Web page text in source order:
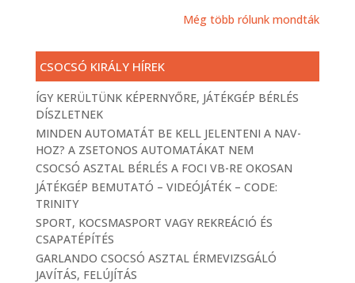
Még több rólunk mondták
CSOCSÓ KIRÁLY HÍREK
ÍGY KERÜLTÜNK KÉPERNYŐRE, JÁTÉKGÉP BÉRLÉS
DÍSZLETNEK
MINDEN AUTOMATÁT BE KELL JELENTENI A NAV-
HOZ? A ZSETONOS AUTOMATÁKAT NEM
CSOCSÓ ASZTAL BÉRLÉS A FOCI VB-RE OKOSAN
JÁTÉKGÉP BEMUTATÓ – VIDEÓJÁTÉK – CODE:
TRINITY
SPORT, KOCSMASPORT VAGY REKREÁCIÓ ÉS
CSAPATÉPÍTÉS
GARLANDO CSOCSÓ ASZTAL ÉRMEVIZSGÁLÓ
JAVÍTÁS, FELÚJÍTÁS